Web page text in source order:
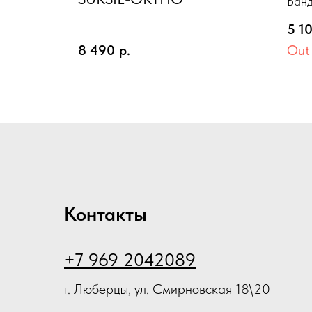
8 490 р.
40-
5
Контакты
+7 969 2042089
г. Люберцы, ул. Смирновская 18\20